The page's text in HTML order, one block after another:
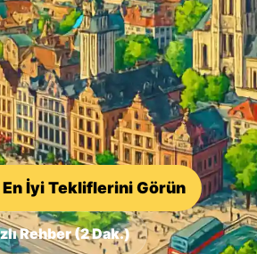
İyi Tekliflerini Görün
Rehber (2 Dak.)